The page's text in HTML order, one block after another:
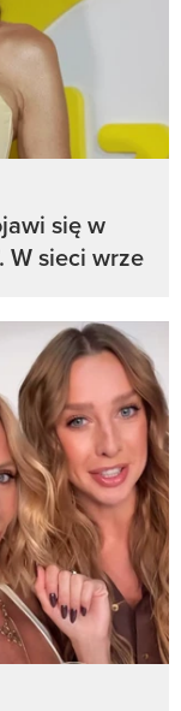
się w
W sieci wrze